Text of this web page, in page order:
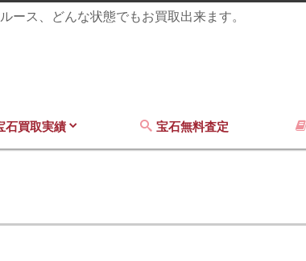
ース、どんな状態でもお買取出来ます。
石買取実績 宝石無料査定